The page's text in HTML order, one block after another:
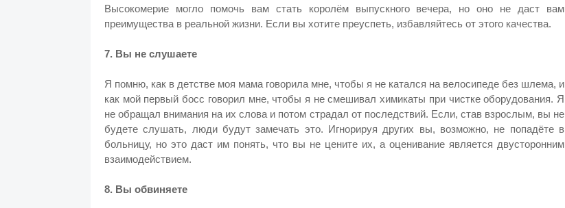
Высокомерие могло помочь вам стать королём выпускного вечера, но оно не даст вам
преимущества в реальной жизни. Если вы хотите преуспеть, избавляйтесь от этого качества.
7. Вы не слушаете
Я помню, как в детстве моя мама говорила мне, чтобы я не катался на велосипеде без шлема, и
как мой первый босс говорил мне, чтобы я не смешивал химикаты при чистке оборудования. Я
не обращал внимания на их слова и потом страдал от последствий. Если, став взрослым, вы не
будете слушать, люди будут замечать это. Игнорируя других вы, возможно, не попадёте в
больницу, но это даст им понять, что вы не цените их, а оценивание является двусторонним
взаимодействием.
8. Вы обвиняете